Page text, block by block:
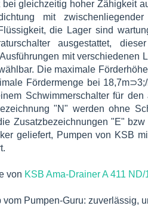
bei gleichzeitig hoher Zähigkeit
mit
die Lager sind
ausgestattet,
mit verschiedenen
Die maximale
Fördermenge bei
Schwimmerschalter für
"N" werden ohne
Zusatzbezeichnungen "E"
geliefert, Pumpen von KSB
von KSB Ama-Drainer A 411 ND/
vom Pumpen-Guru: zuverlässig,